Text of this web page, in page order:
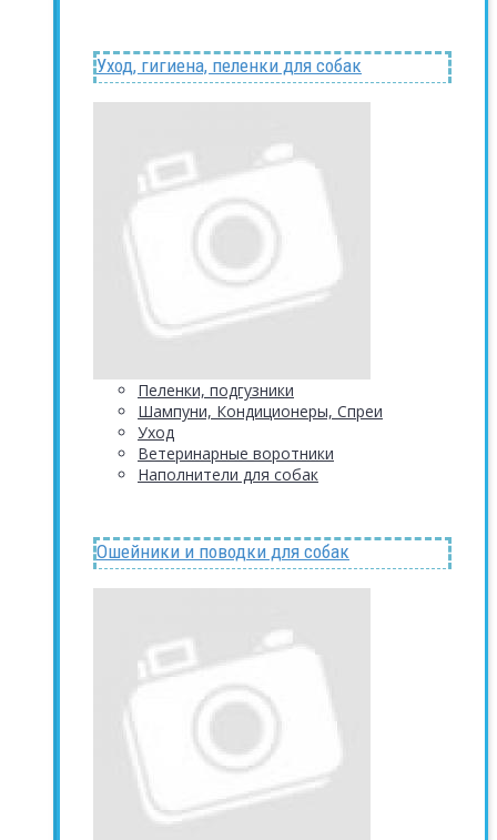
Уход, гигиена, пеленки для собак
Пеленки, подгузники
Шампуни, Кондиционеры, Спреи
Уход
Ветеринарные воротники
Наполнители для собак
Ошейники и поводки для собак